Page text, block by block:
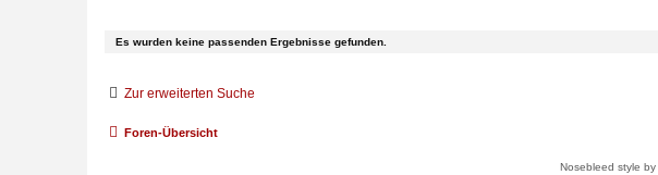
Es wurden keine passenden Ergebnisse gefunden.
Zur erweiterten Suche
Foren-Übersicht
Nosebleed style by